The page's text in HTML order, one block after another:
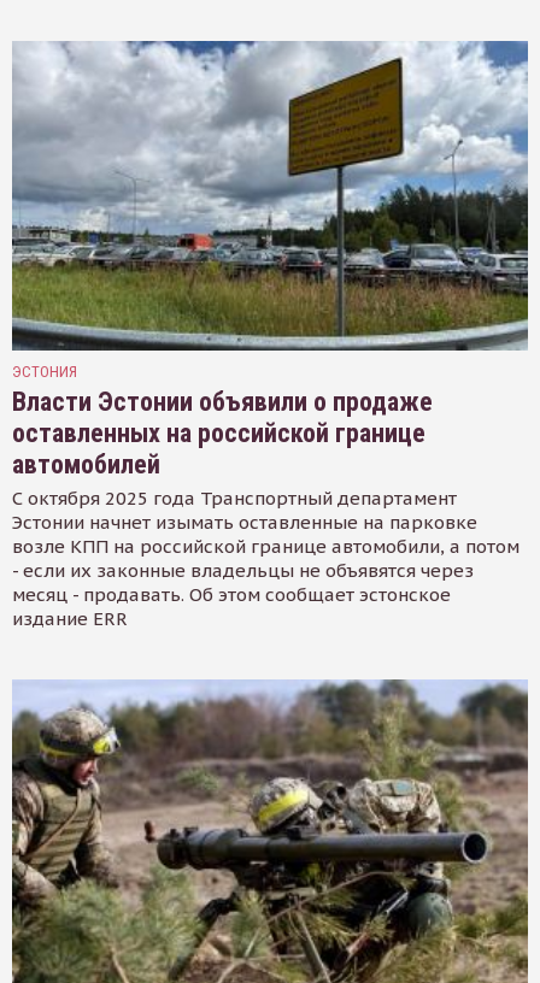
ЭСТОНИЯ
Власти Эстонии объявили о продаже
оставленных на российской границе
автомобилей
С октября 2025 года Транспортный департамент
Эстонии начнет изымать оставленные на парковке
возле КПП на российской границе автомобили, а потом
- если их законные владельцы не объявятся через
месяц - продавать. Об этом сообщает эстонское
издание ERR